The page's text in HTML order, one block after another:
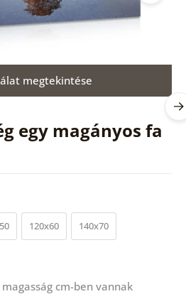
egy magányos fa
megtekintése
120x60 140x70
cm-ben vannak